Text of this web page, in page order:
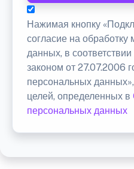
Нажимая кнопку
согласие на
данных, в
законом от 27.07.2006
персональных
целей, определенных в
персональных данных